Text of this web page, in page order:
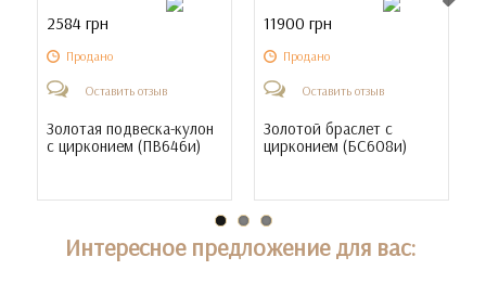
2584 грн
Продано
Оставить отзыв
Золотая подвеска-кулон
с цирконием (ПВ646и)
11900 грн
Продано
Оставить отзыв
Золотой браслет с
цирконием (БС608и)
Интересное предложение для вас: